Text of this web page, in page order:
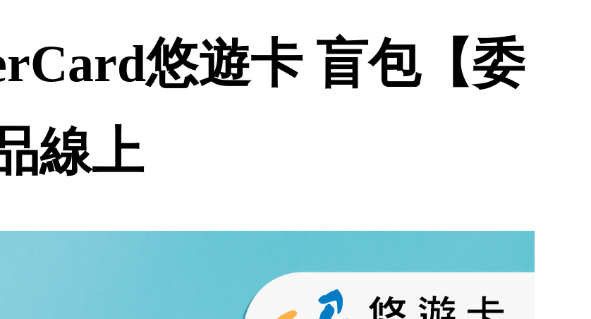
悠遊卡 盲包【委
線上